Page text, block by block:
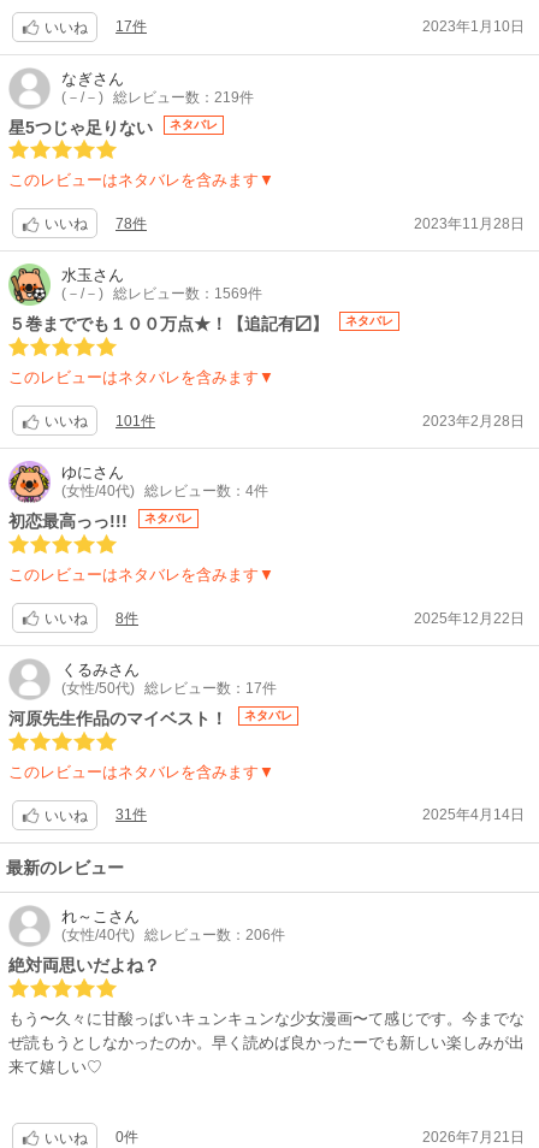
いいね 17件 2023年1月10日
なぎさん
(－/－) 総レビュー数：219件
星5つじゃ足りない ネタバレ
このレビューはネタバレを含みます▼
いいね 78件 2023年11月28日
水玉さん
(－/－) 総レビュー数：1569件
５巻まででも１００万点★！【追記有〼】 ネタバレ
このレビューはネタバレを含みます▼
いいね 101件 2023年2月28日
ゆにさん
(女性/40代) 総レビュー数：4件
初恋最高っっ!!! ネタバレ
このレビューはネタバレを含みます▼
いいね 8件 2025年12月22日
くるみさん
(女性/50代) 総レビュー数：17件
河原先生作品のマイベスト！ ネタバレ
このレビューはネタバレを含みます▼
いいね 31件 2025年4月14日
最新のレビュー
れ～こ さん
(女性/40代) 総レビュー数：206件
絶対両思いだよね？
もう〜久々に甘酸っぱいキュンキュンな少女漫画〜て感じです。今までな
ぜ読もうとしなかったのか。早く読めば良かったーでも新しい楽しみが出
来て嬉しい♡
いいね 0件 2026年7月21日